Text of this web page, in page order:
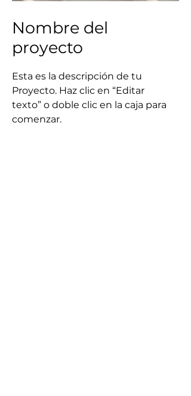
Nombre del
proyecto
Esta es la descripción de tu
Proyecto. Haz clic en “Editar
texto” o doble clic en la caja para
comenzar.